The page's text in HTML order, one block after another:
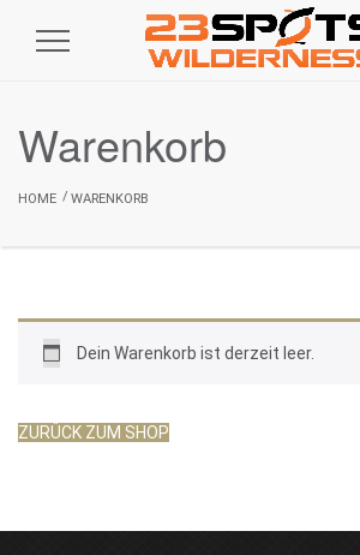
Toggle
Warenkorb
HOME WARENKORB
Dein Warenkorb ist derzeit leer.
ZURÜCK ZUM SHOP